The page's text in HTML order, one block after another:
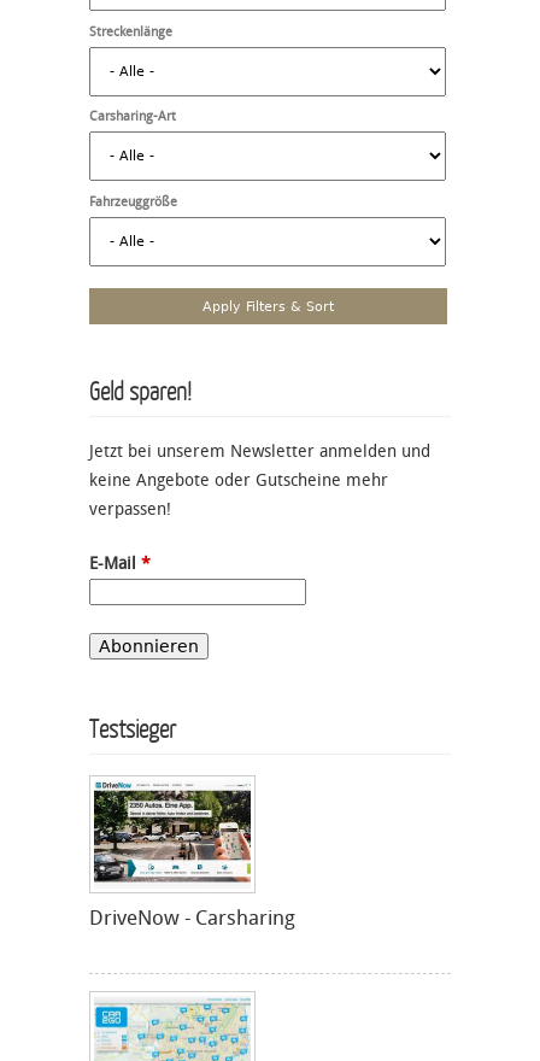
Streckenlänge
Carsharing-Art
Fahrzeuggröße
Geld sparen!
Jetzt bei unserem Newsletter anmelden und
keine Angebote oder Gutscheine mehr
verpassen!
E-Mail *
Testsieger
DriveNow - Carsharing